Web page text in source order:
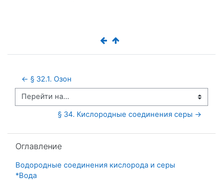
← § 32.1. Озон
Перейти на...
§ 34. Кислородные соединения серы →
Оглавление
Водородные соединения кислорода и серы
*Вода